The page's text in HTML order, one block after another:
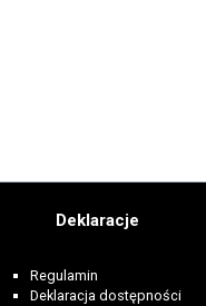
Deklaracje
Regulamin
Deklaracja dostępności